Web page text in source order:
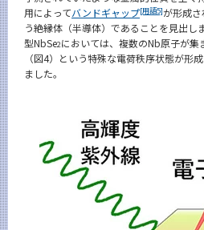
用によってバンドギャップ[用語5]が形成
う絶縁体（半導体）であることを見出し
型NbSe2においては、複数のNb原子が集
（図4）という特殊な電荷秩序状態が形
ました。